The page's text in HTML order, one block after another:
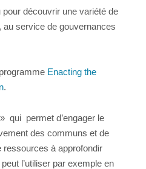
pour découvrir une variété de
au service de gouvernances
Enacting the
.
qui permet d’engager le
des communs et de
à approfondir
l’utiliser par exemple en